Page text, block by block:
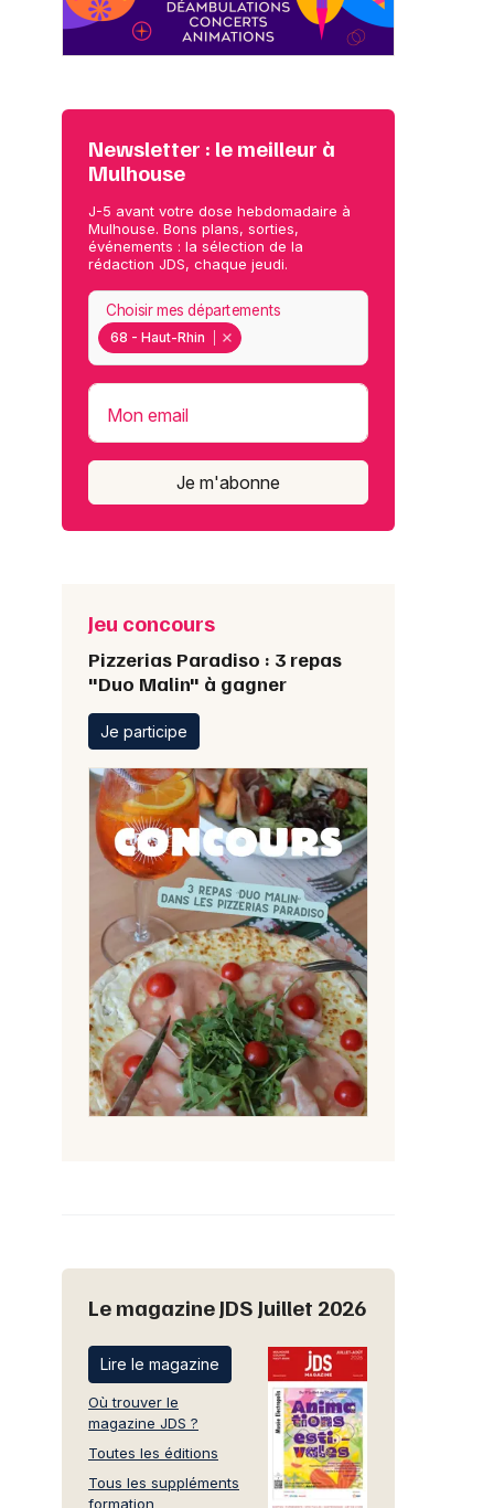
Newsletter : le meilleur à
Mulhouse
J-5 avant votre dose hebdomadaire à
Mulhouse. Bons plans, sorties,
événements : la sélection de la
rédaction JDS, chaque jeudi.
68 - Haut-Rhin
Choisir mes départements
Mon email
Je m'abonne
Jeu concours
Pizzerias Paradiso : 3 repas
"Duo Malin" à gagner
Je participe
Le magazine JDS Juillet 2026
Lire le magazine
Où trouver le
magazine JDS ?
Toutes les éditions
Tous les suppléments
formation